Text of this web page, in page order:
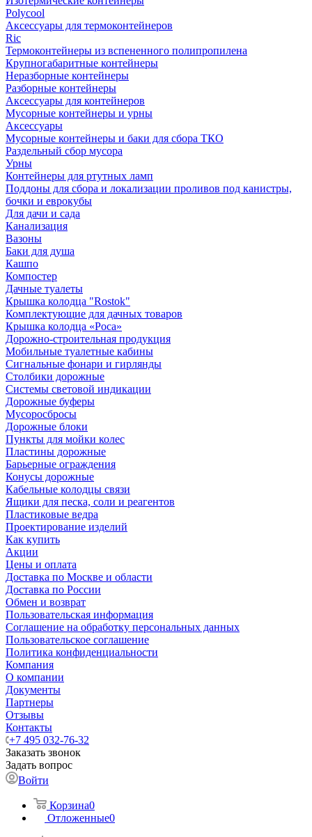
Polycool
Аксессуары для термоконтейнеров
Ric
Термоконтейнеры из вспененного полипропилена
Крупногабаритные контейнеры
Неразборные контейнеры
Разборные контейнеры
Аксессуары для контейнеров
Мусорные контейнеры и урны
Аксессуары
Мусорные контейнеры и баки для сбора ТКО
Раздельный сбор мусора
Урны
Контейнеры для ртутных ламп
Поддоны для сбора и локализации проливов под канистры,
бочки и еврокубы
Для дачи и сада
Канализация
Вазоны
Баки для душа
Кашпо
Компостер
Дачные туалеты
Крышка колодца "Rostok"
Комплектующие для дачных товаров
Крышка колодца «Роса»
Дорожно-строительная продукция
Мобильные туалетные кабины
Сигнальные фонари и гирлянды
Столбики дорожные
Системы световой индикации
Дорожные буферы
Мусоросбросы
Дорожные блоки
Пункты для мойки колес
Пластины дорожные
Барьерные ограждения
Конусы дорожные
Кабельные колодцы связи
Ящики для песка, соли и реагентов
Пластиковые ведра
Проектирование изделий
Как купить
Акции
Цены и оплата
Доставка по Москве и области
Доставка по России
Обмен и возврат
Пользовательская информация
Соглашение на обработку персональных данных
Пользовательское соглашение
Политика конфиденциальности
Компания
О компании
Документы
Партнеры
Отзывы
Контакты
+7 495 032-76-32
Заказать звонок
Задать вопрос
Войти
Корзина0
Отложенные0